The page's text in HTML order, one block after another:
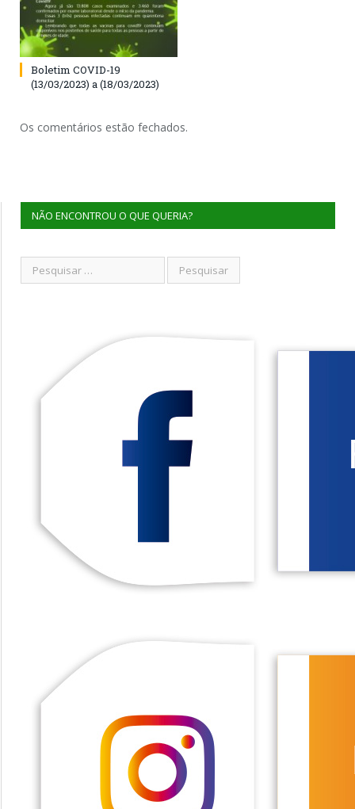
Boletim COVID-19
(13/03/2023) a (18/03/2023)
Os comentários estão fechados.
NÃO ENCONTROU O QUE QUERIA?